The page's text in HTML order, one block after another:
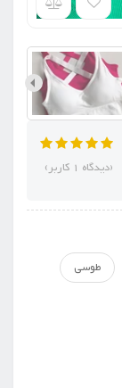
(دیدگاه 1 کاربر)
طوسی